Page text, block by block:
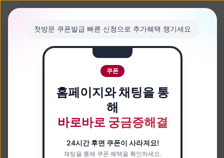
첫방문 쿠폰발급 빠른 신청으로 추가혜택 챙기세요
쿠폰
홈페이지와 채팅을 통
해
바로바로 궁금증해결
24시간 후면 쿠폰이 사라져요!
채팅을 통해 쿠폰 혜택을 확인하세요.